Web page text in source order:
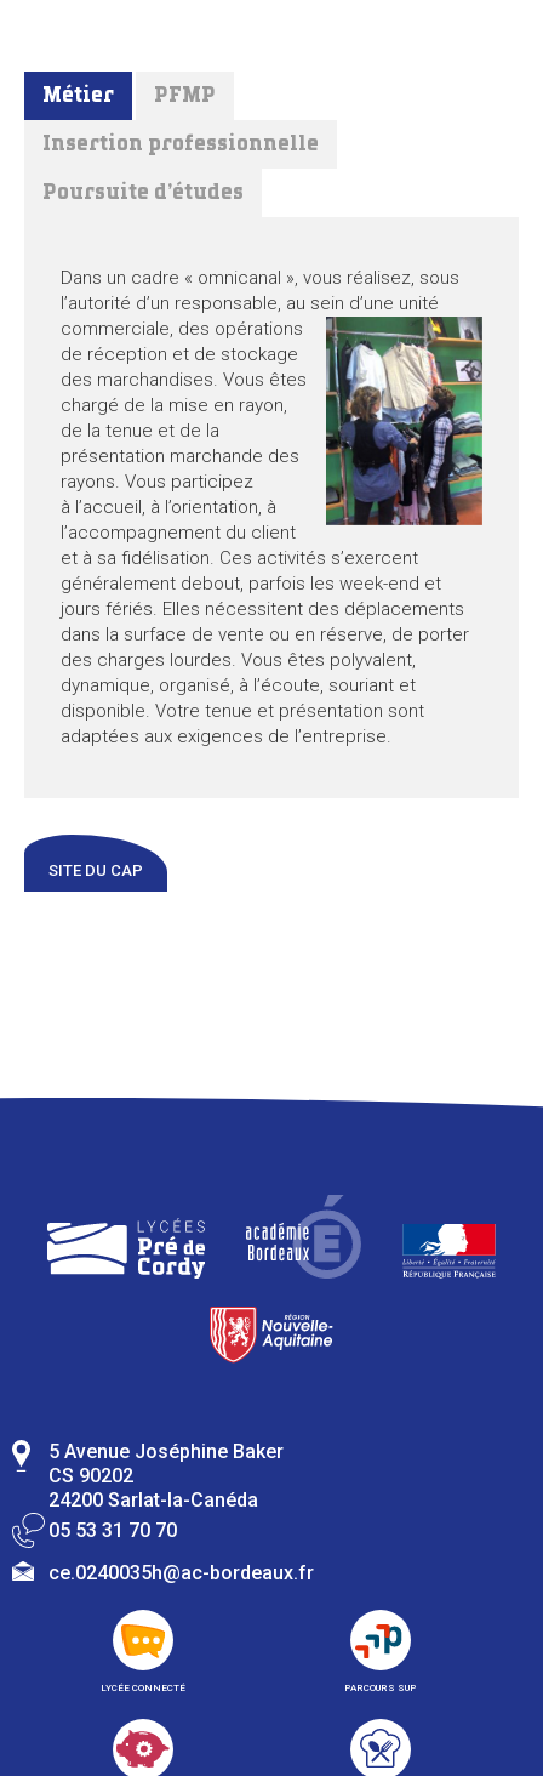
Métier PFMP
Insertion professionnelle
Poursuite d’études
Dans un cadre « omnicanal », vous réalisez, sous
l’autorité d’un responsable, au sein d’une unité
commerciale, des opérations
de réception et de stockage
des marchandises. Vous êtes
chargé de la mise en rayon,
de la tenue et de la
présentation marchande des
rayons. Vous participez
à l’accueil, à l’orientation, à
l’accompagnement du client
et à sa fidélisation. Ces activités s’exercent
généralement debout, parfois les week-end et
jours fériés. Elles nécessitent des déplacements
dans la surface de vente ou en réserve, de porter
des charges lourdes. Vous êtes polyvalent,
dynamique, organisé, à l’écoute, souriant et
disponible. Votre tenue et présentation sont
adaptées aux exigences de l’entreprise.
SITE DU CAP
5 Avenue Joséphine Baker
CS 90202
24200 Sarlat-la-Canéda
05 53 31 70 70
ce.0240035h@ac-bordeaux.fr
LYCÉE CONNECTÉ PARCOURS SUP